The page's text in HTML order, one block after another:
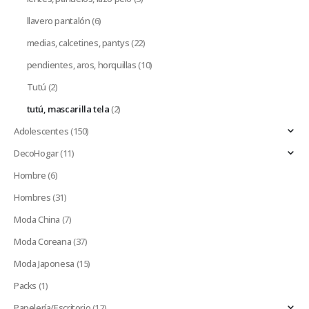
llavero pantalón(6)
medias, calcetines, pantys(22)
pendientes, aros, horquillas(10)
Tutú (2)
tutú, mascarilla tela(2)
Adolescentes(150)
DecoHogar(11)
Hombre(6)
Hombres(31)
Moda China (7)
Moda Coreana(37)
Moda Japonesa (15)
Packs (1)